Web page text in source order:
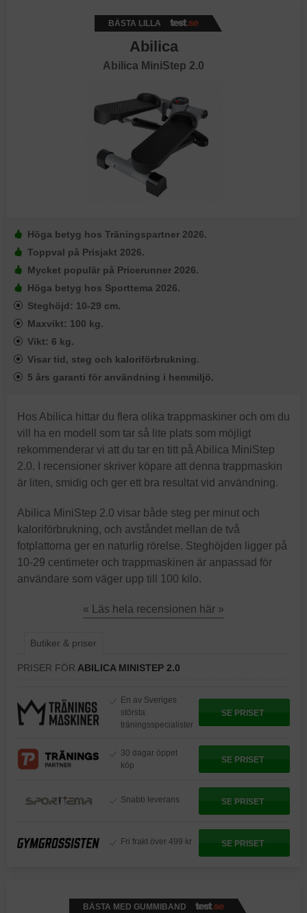
BÄSTA LILLA
Abilica
Abilica MiniStep 2.0
Höga betyg hos Träningspartner 2026.
Toppval på Prisjakt 2026.
Mycket populär på Pricerunner 2026.
Höga betyg hos Sporttema 2026.
Steghöjd: 10-29 cm.
Maxvikt: 100 kg.
Vikt: 6 kg.
Visar tid, steg och kaloriförbrukning.
5 års garanti för användning i hemmiljö.
Hos Abilica hittar du flera olika trappmaskiner och om du
vill ha en modell som tar så lite plats som möjligt
rekommenderar vi att du tar en titt på Abilica MiniStep
2.0. I recensioner skriver köpare att denna trappmaskin
är liten, smidig och ger ett bra resultat vid användning.
Abilica MiniStep 2.0 visar både steg per minut och
kaloriförbrukning, och avståndet mellan de två
fotplattorna ger en naturlig rörelse. Steghöjden ligger på
10-29 centimeter och trappmaskinen är anpassad för
användare som väger upp till 100 kilo.
« Läs hela recensionen här »
Butiker & priser
PRISER FÖR ABILICA MINISTEP 2.0
En av Sveriges
största
träningsspecialister
SE PRISET
30 dagar öppet
köp
SE PRISET
Snabb leverans SE PRISET
Fri frakt över 499 kr SE PRISET
BÄSTA MED GUMMIBAND